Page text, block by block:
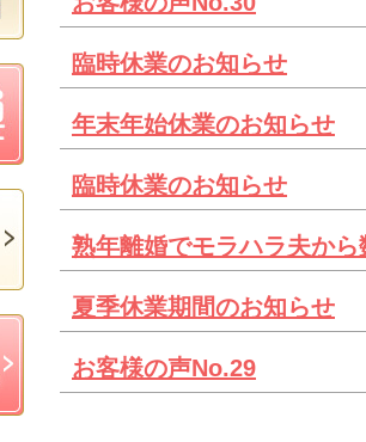
臨時休業のお知らせ
年末年始休業のお知らせ
臨時休業のお知らせ
熟年離婚でモラハラ夫か
夏季休業期間のお知らせ
お客様の声No.29